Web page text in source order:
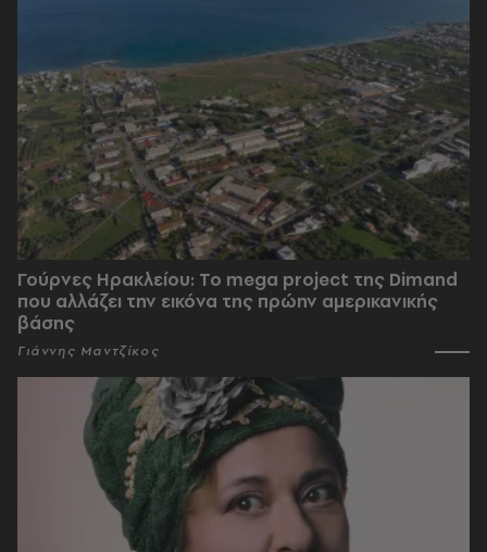
Γούρνες Ηρακλείου: To mega project της Dimand
που αλλάζει την εικόνα της πρώην αμερικανικής
βάσης
Γιάννης Μαντζίκος